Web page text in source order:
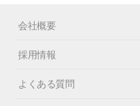
会社概要
採用情報
よくある質問